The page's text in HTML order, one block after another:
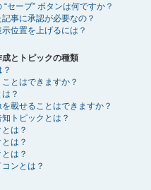
セーブ” ボタンは何ですか？
事に承認が必要なの？
示位置を上げるには？
成とトピックの種類
とはできますか？
？
載せることはできますか？
トピックとは？
は？
は？
は？
ンとは？